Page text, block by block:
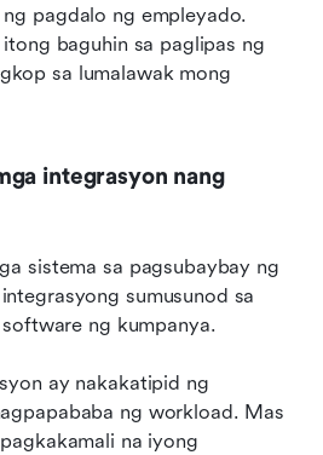
pagdalo ng empleyado.
baguhin sa paglipas ng
sa lumalawak mong
integrasyon nang
sistema sa pagsubaybay ng
sumusunod sa
ng kumpanya.
ay nakakatipid ng
ng workload. Mas
na iyong